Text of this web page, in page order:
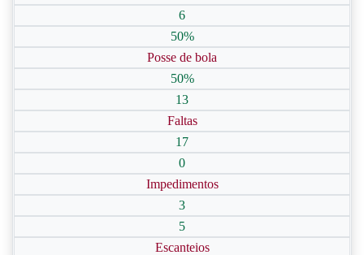
6
50%
Posse de bola
50%
13
Faltas
17
0
Impedimentos
3
5
Escanteios